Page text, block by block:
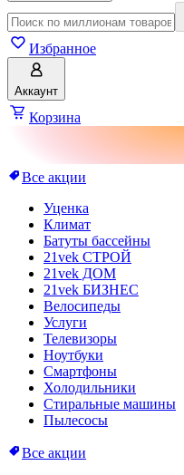
Избранное
Аккаунт
Корзина
Все акции
Уценка
Климат
Батуты бассейны
21vek СТРОЙ
21vek ДОМ
21vek БИЗНЕС
Велосипеды
Услуги
Телевизоры
Ноутбуки
Смартфоны
Холодильники
Стиральные машины
Пылесосы
Все акции